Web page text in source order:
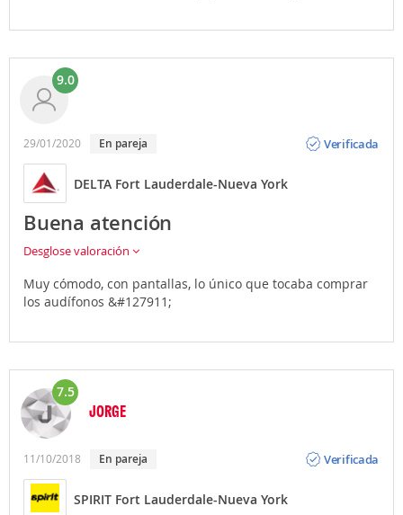
9.0
29/01/2020 En pareja
Verificada
DELTA Fort Lauderdale-Nueva York
Buena atención
Desglose valoración
Muy cómodo, con pantallas, lo único que tocaba comprar
los audífonos &#127911;
7.5
JORGE
11/10/2018 En pareja
Verificada
SPIRIT Fort Lauderdale-Nueva York